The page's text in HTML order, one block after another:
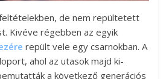
de nem repültetett
Kivéve régebben az egyik
repült vele egy csarnokban. A
ahol az utasok majd ki-
a következő generációs